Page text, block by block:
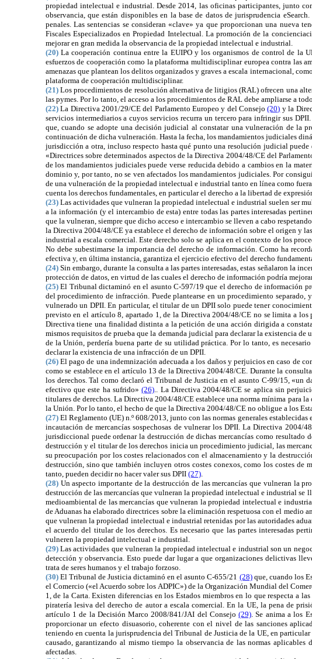
propiedad intelectual e industrial. Desde 2014, las oficinas participantes, junto
observancia, que están disponibles en la base de datos de jurisprudencia
penales. Las sentencias se consideran «clave» ya que proporcionan una nueva
Fiscales Especializados en Propiedad Intelectual. La promoción de la
mejorar en gran medida la observancia de la propiedad intelectual e industrial.
(20)La cooperación continua entre la EUIPO y los organismos de control de la
esfuerzos de cooperación como la plataforma multidisciplinar europea contra las
amenazas que plantean los delitos organizados y graves a escala internacional,
plataforma de cooperación multidisciplinar.
(21) Los procedimientos de resolución alternativa de litigios (RAL) ofrecen una
las pymes. Por lo tanto, el acceso a los procedimientos de RAL debe ampliarse a
(22)La Directiva 2001/29/CE del Parlamento Europeo y del Consejo(20) y la
servicios intermediarios a cuyos servicios recurra un tercero para infringir sus
que, cuando se adopte una decisión judicial al constatar una vulneración de la
continuación de dicha vulneración. Hasta la fecha, los mandamientos judiciales
jurisdicción a otra, incluso respecto hasta qué punto una resolución judicial puede
«Directrices sobre determinados aspectos de laDirectiva 2004/48/CE del
de los mandamientos judiciales puede verse reducida debido a cambios en la
dominio y, por tanto, no se ven afectados los mandamientos judiciales. Por
de una vulneración de la propiedad intelectual e industrial tanto en línea como
cuenta los derechos fundamentales, en particular el derecho a la libertad de
(23) Las actividades que vulneran la propiedad intelectual e industrial suelen ser
a la información (y el intercambio de esta) entre todas las partes interesadas
que la vulneran, siempre que dicho acceso e intercambio se lleven a cabo
la Directiva 2004/48/CE ya establece el derecho de información sobre el origen y
industrial a escala comercial. Este derecho solo se aplica en el contexto de los
No debe subestimarse la importancia del derecho de información. Como ha
efectiva y, en última instancia, garantiza el ejercicio efectivo del derecho
(24) Sin embargo, durante la consulta a las partes interesadas, estas señalaron la
protección de datos, en virtud de las cuales el derecho de información podría
(25)El Tribunal dictaminó en el asunto C-597/19 que el derecho de información
del procedimiento de infracción. Puede plantearse en un procedimiento
vulnerado un DPII. En particular, el titular de un DPII solo puede tener
previsto en el artículo 8, apartado 1, de la Directiva 2004/48/CE no se limita a
Directiva tiene una finalidad distinta a la petición de una acción dirigida a
mismos requisitos de prueba que la demanda judicial para declarar la existencia
de la Unión, perdería buena parte de su utilidad práctica. Por lo tanto, es
declarar la existencia de una infracción de un DPII.
(26) El pago de una indemnización adecuada a los daños y perjuicios en caso de
como se establece en el artículo 13 de la Directiva 2004/48/CE. Durante la
los derechos. Tal como declaró el Tribunal de Justicia en el asunto C-99/15, «un
efectivo que este ha sufrido»(26).. La Directiva 2004/48/CE se aplica sin
titulares de derechos. LaDirectiva 2004/48/CE establece una norma mínima para la
la Unión. Por lo tanto, el hecho de que la Directiva 2004/48/CE no obligue a los
(27) El Reglamento (UE) n.º 608/2013, junto con las normas generales establecidas
incautación de mercancías sospechosas de vulnerar los DPII. LaDirectiva 2004/
jurisdiccional puede ordenar la destrucción de dichas mercancías como resultado
destrucción y el titular de los derechos inicia un procedimiento judicial, las
su preocupación por los costes relacionados con el almacenamiento y la
destrucción, sino que también incluyen otros costes conexos, como los costes de
tanto, pueden decidir no hacer valer sus DPII (27).
(28) Un aspecto importante de la destrucción de las mercancías que vulneran la
destrucción de las mercancías que vulneran la propiedad intelectual e industrial se
medioambiental de las mercancías que vulneran la propiedad intelectual e
de Aduanas ha elaborado directrices sobre la eliminación respetuosa con el
que vulneran la propiedad intelectual e industrial retenidas por las autoridades
el acuerdo del titular de los derechos. Es necesario que las partes interesadas
vulneren la propiedad intelectual e industrial.
(29)Las actividades que vulneran la propiedad intelectual e industrial son un
detección y observancia. Esto puede dar lugar a que organizaciones delictivas
trata de seres humanos y el trabajo forzoso.
(30) El Tribunal de Justicia dictaminó en el asunto C-655/21 (28)que, cuando los
el Comercio («el Acuerdo sobre los ADPIC») de la Organización Mundial del
1, de la Carta. Existen diferencias en los Estados miembros en lo que respecta a
piratería lesiva del derecho de autor a escala comercial. En la UE, la pena de
artículo 1 de la Decisión Marco 2008/841/JAI del Consejo(29). Se anima a los
proporcionar un efecto disuasorio, coherente con el nivel de las sanciones
teniendo en cuenta la jurisprudencia del Tribunal de Justicia de la UE, en
causado, garantizando al mismo tiempo la observancia de las normas
afectadas.